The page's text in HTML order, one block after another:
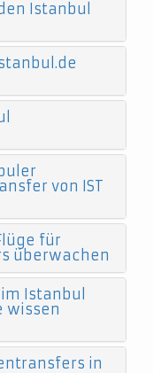
Istanbul
von IST
für
überwachen
Istanbul
wissen
in